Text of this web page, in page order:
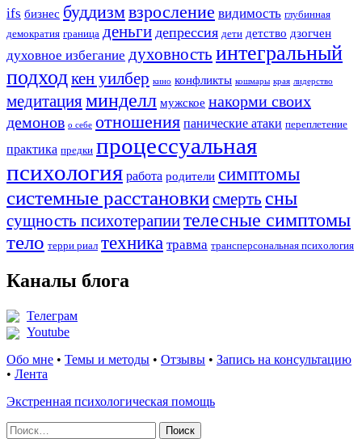
ifs бизнес буддизмвзросление видимость глубинная
демократия граница деньги депрессия дети детство дзогчен
духовное избегание духовность интегральный
подходкен уилбер кино конфликты кошмары края лидерство
медитацияминделл мужское накорми своих
демонов о себе отношения панические атаки переплетение
практика предки процессуальная
психология работа родители симптомы
системные расстановкисмерть сны
сущность психотерапиителесные симптомы
тело терри риал техника травма трансперсональная психология
Каналы блога
Телеграм
Youtube
Обо мне • Темы и методы • Отзывы • Запись на консультацию
• Лента
Экстренная психологическая помощь
Найти: